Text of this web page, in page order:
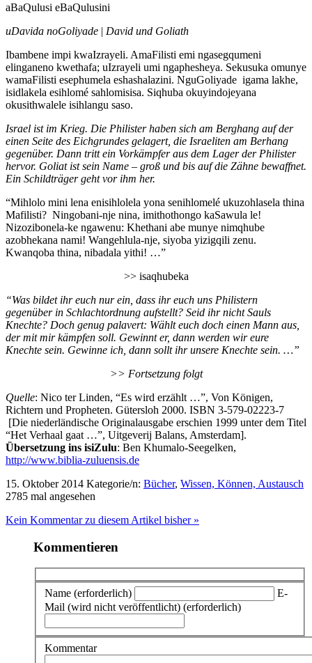
aBaQulusi eBaQulusini
uDavida noGoliyade | David und Goliath
Ibambene impi kwaIzrayeli. AmaFilisti emi ngasegqumeni
elinganeno kwethafa; uIzrayeli umi ngaphesheya. Sekusuka omunye
wamaFilisti esephumela eshashalazini. NguGoliyade igama lakhe,
isidlakela esihlomé sahlomisisa. Siqhuba okuyindojeyana
okusithwalele isihlangu saso.
Israel ist im Krieg. Die Philister haben sich am Berghang auf der
einen Seite des Eichgrundes gelagert, die Israeliten am Berhang
gegenüber. Dann tritt ein Vorkämpfer aus dem Lager der Philister
hervor. Goliat ist sein Name – groß und bis auf die Zähne bewaffnet.
Ein Schildträger geht vor ihm her.
“Mihlolo mini lena enisihlolela yona senihlomelé ukuzohlasela thina
Mafilisti? Ningobani-nje nina, imithothongo kaSawula le!
Nizozibonela-ke ngawenu: Khethani abe munye nimqhube
azobhekana nami! Wangehlula-nje, siyoba yizigqili zenu.
Kwanqoba thina, nibadala yithi! …”
>> isaqhubeka
“Was bildet ihr euch nur ein, dass ihr euch uns Philistern
gegenüber in Schlachtordnung aufstellt? Seid ihr nicht Sauls
Knechte? Doch genug palavert: Wählt euch doch einen Mann aus,
der mit mir kämpfen soll. Gewinnt er, dann werden wir eure
Knechte sein. Gewinne ich, dann sollt ihr unsere Knechte sein. …”
>> Fortsetzung folgt
Quelle: Nico ter Linden, “Es wird erzählt …”, Von Königen,
Richtern und Propheten. Gütersloh 2000. ISBN 3-579-02223-7
[Die niederländische Originalausgabe erschien 1999 unter dem Titel
“Het Verhaal gaat …”, Uitgeverij Balans, Amsterdam].
Übersetzung ins isiZulu: Ben Khumalo-Seegelken,
http://www.biblia-zuluensis.de
15. Oktober 2014 Kategorie/n: Bücher, Wissen, Können, Austausch
2785 mal angesehen
Kein Kommentar zu diesem Artikel bisher »
Kommentieren
Name (erforderlich)
E-
Mail (wird nicht veröffentlicht) (erforderlich)
Kommentar